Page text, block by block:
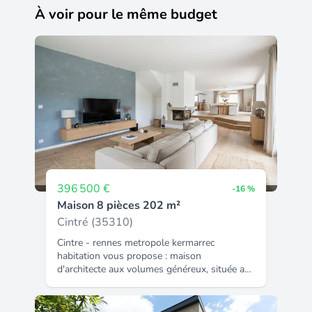
À voir pour le même budget
396 500 € -16 %
Maison 8 pièces 202 m²
Cintré (35310)
Cintre - rennes metropole kermarrec
habitation vous propose : maison
d'architecte aux volumes généreux, située au
commodités. Édifiée sur une parcelle de plus
de 900 m² exposée sud sans vis à vis, cette